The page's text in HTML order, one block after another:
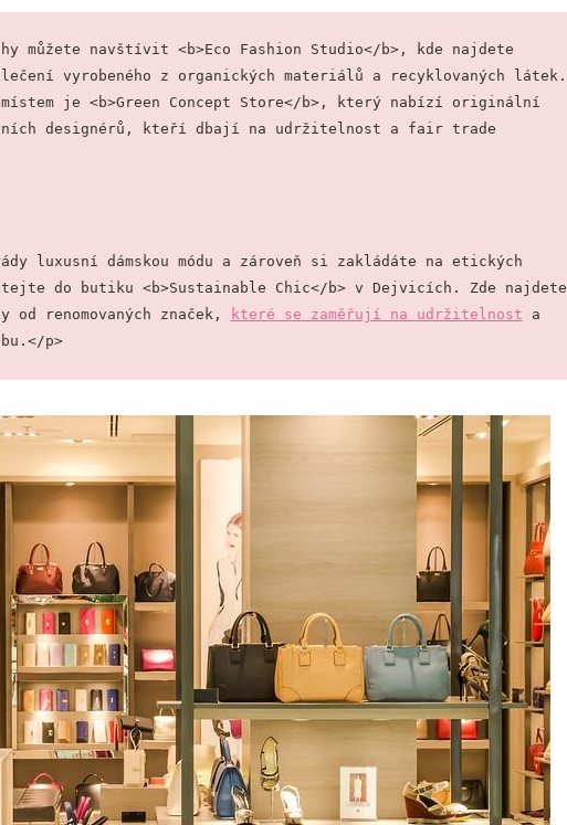
můžete navštívit <b>Eco Fashion Studio</b>, kde najdete
vyrobeného z organických materiálů a recyklovaných látek.
místem je <b>Green Concept Store</b>, který nabízí originální
designérů, kteří dbají na udržitelnost a fair trade
luxusní dámskou módu a zároveň si zakládáte na etických
do butiku <b>Sustainable Chic</b> v Dejvicích. Zde najdete
od renomovaných značek,
které se zaměřují na udržitelnost a
p>